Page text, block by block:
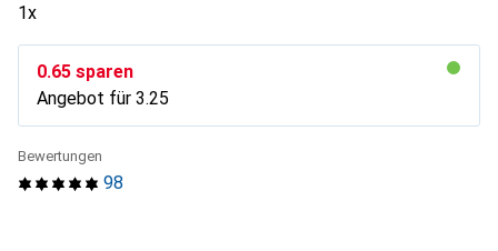
1x
CHF
0.65 sparen
Angebot für CHF
3.25
98
Bewertungen